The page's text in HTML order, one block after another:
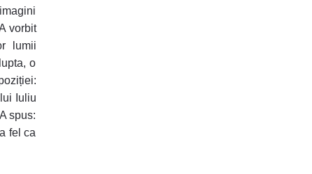
vorbit
lumii
o
Iuliu
spus:
fel ca